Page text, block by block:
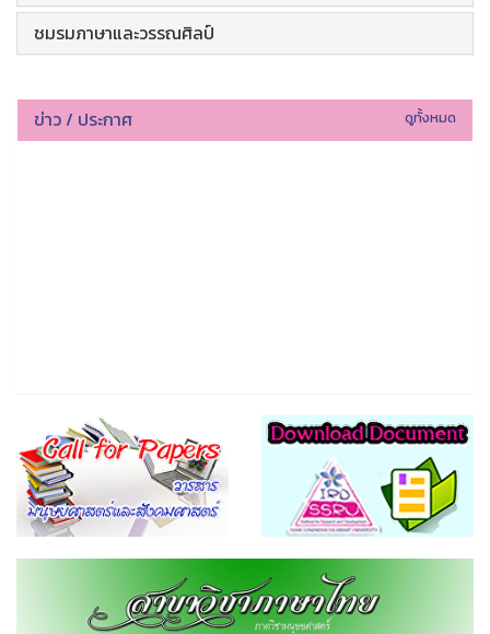
ชมรมภาษาและวรรณศิลป์
ข่าว / ประกาศ ดูทั้งหมด